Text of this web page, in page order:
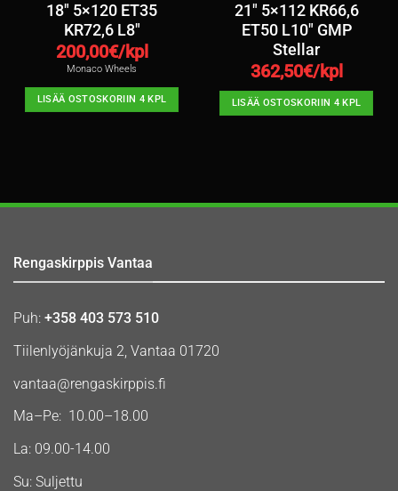
18″ 5×120 ET35
KR72,6 L8″
200,00€/kpl
Monaco Wheels
LISÄÄ OSTOSKORIIN 4 KPL
21″ 5×112 KR66,6
ET50 L10″ GMP
Stellar
362,50€/kpl
LISÄÄ OSTOSKORIIN 4 KPL
Rengaskirppis Vantaa
Puh: +358 403 573 510
Tiilenlyöjänkuja 2, Vantaa 01720
vantaa@rengaskirppis.fi
Ma–Pe: 10.00–18.00
La: 09.00-14.00
Su: Suljettu